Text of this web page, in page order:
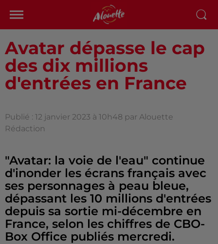
Avatar dépasse le cap
des dix millions
d'entrées en France
Publié : 12 janvier 2023 à 10h48 par Alouette
Rédaction
"Avatar: la voie de l'eau" continue
d'inonder les écrans français avec
ses personnages à peau bleue,
dépassant les 10 millions d'entrées
depuis sa sortie mi-décembre en
France, selon les chiffres de CBO-
Box Office publiés mercredi.